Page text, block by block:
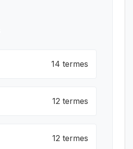
14 termes
12 termes
12 termes